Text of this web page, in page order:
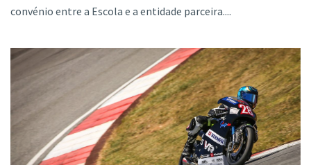
convénio entre a Escola e a entidade parceira....